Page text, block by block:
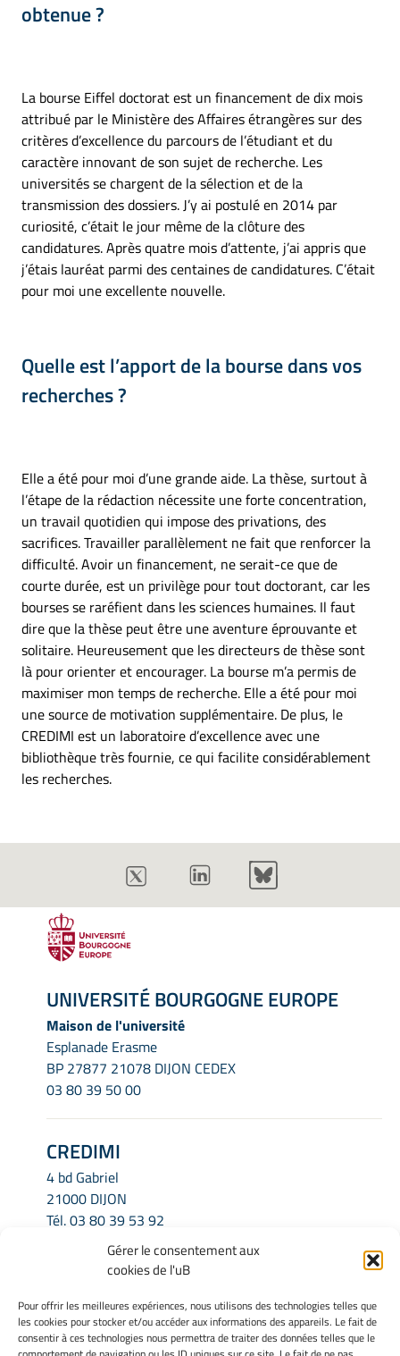
Gérer le consentement aux
cookies de l'uB
Pour offrir les meilleures expériences, nous utilisons des technologies telles que
les cookies pour stocker et/ou accéder aux informations des appareils. Le fait de
consentir à ces technologies nous permettra de traiter des données telles que le
obtenue ?
La bourse Eiffel doctorat est un financement de dix mois
attribué par le Ministère des Affaires étrangères sur des
critères d’excellence du parcours de l’étudiant et du
caractère innovant de son sujet de recherche. Les
universités se chargent de la sélection et de la
transmission des dossiers. J’y ai postulé en 2014 par
curiosité, c’était le jour même de la clôture des
candidatures. Après quatre mois d’attente, j’ai appris que
j’étais lauréat parmi des centaines de candidatures. C’était
pour moi une excellente nouvelle.
Quelle est l’apport de la bourse dans vos
recherches ?
Elle a été pour moi d’une grande aide. La thèse, surtout à
l’étape de la rédaction nécessite une forte concentration,
un travail quotidien qui impose des privations, des
sacrifices. Travailler parallèlement ne fait que renforcer la
difficulté. Avoir un financement, ne serait-ce que de
courte durée, est un privilège pour tout doctorant, car les
bourses se raréfient dans les sciences humaines. Il faut
dire que la thèse peut être une aventure éprouvante et
solitaire. Heureusement que les directeurs de thèse sont
là pour orienter et encourager. La bourse m’a permis de
maximiser mon temps de recherche. Elle a été pour moi
une source de motivation supplémentaire. De plus, le
CREDIMI est un laboratoire d’excellence avec une
bibliothèque très fournie, ce qui facilite considérablement
les recherches.
UNIVERSITÉ BOURGOGNE EUROPE
Maison de l'université
Esplanade Erasme
BP 27877 21078 DIJON CEDEX
03 80 39 50 00
CREDIMI
4 bd Gabriel
21000 DIJON
Tél.03 80 39 53 92
credimi.secretariat@u-bourgogne.fr
INFORMATIONS LÉGALES
Mentions légales
Gérer mes cookies